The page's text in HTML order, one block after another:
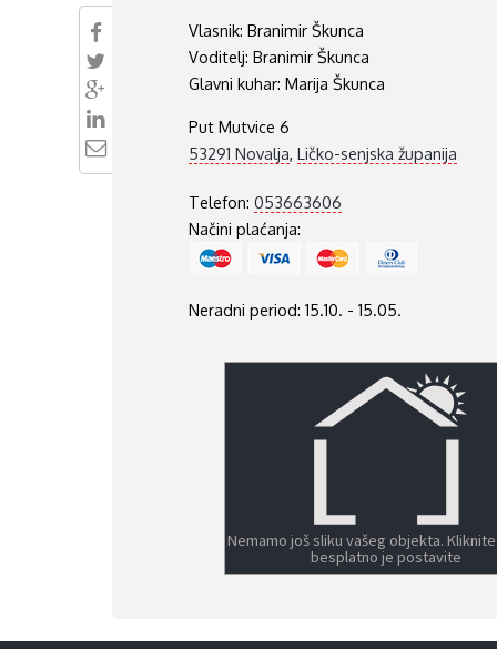
OSJEČKO-BARANJSKA ŽUPANIJA
VUKOVARSKO-SRIJEMSKA ŽUPANIJA
Vlasnik: Branimir Škunca
Voditelj: Branimir Škunca
Glavni kuhar: Marija Škunca
Put Mutvice 6
53291 Novalja, Ličko-senjska županija
Telefon: 053663606
Načini plaćanja:
Neradni period: 15.10. - 15.05.
Nemamo još sliku vašeg objekta.
besplatno je postavite